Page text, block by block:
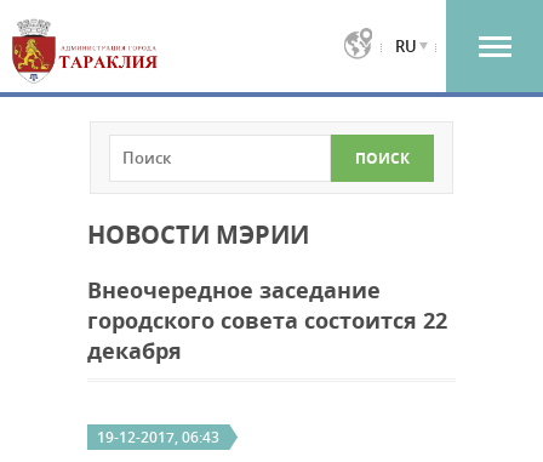
RU
НОВОСТИ МЭРИИ
Внеочередное заседание
городского совета состоится 22
декабря
19-12-2017, 06:43